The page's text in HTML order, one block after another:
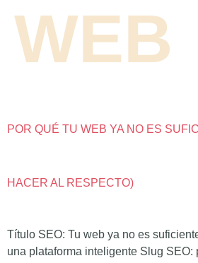
WEB
POR QUÉ TU WEB YA NO ES
HACER AL RESPECTO)
Título SEO: Tu web ya no es
una plataforma inteligente Slug SEO: